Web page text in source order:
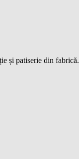
și patiserie din fabrică.